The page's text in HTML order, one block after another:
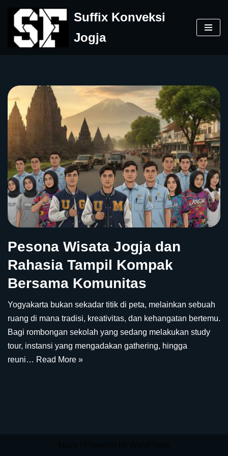
Skip
to
Suffix Konveksi
Jogja
Pesona Wisata Jogja dan
Rahasia Tampil Kompak
Bersama Komunitas
Yogyakarta bukan sekadar titik di peta, melainkan sebuah
ruang di mana tradisi, kreativitas, dan kehangatan bertemu.
Bagi rombongan sekolah yang sedang melakukan study
tour, instansi yang mengadakan gathering, hingga
reuni… Read More »